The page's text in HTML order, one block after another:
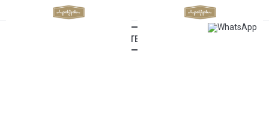
SEPETE EKLE